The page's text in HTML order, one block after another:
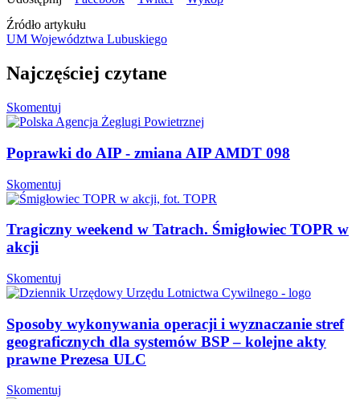
Źródło artykułu
UM Województwa Lubuskiego
Najczęściej czytane
Skomentuj
Poprawki do AIP - zmiana AIP AMDT 098
Skomentuj
Tragiczny weekend w Tatrach. Śmigłowiec TOPR w
akcji
Skomentuj
Sposoby wykonywania operacji i wyznaczanie stref
geograficznych dla systemów BSP – kolejne akty
prawne Prezesa ULC
Skomentuj